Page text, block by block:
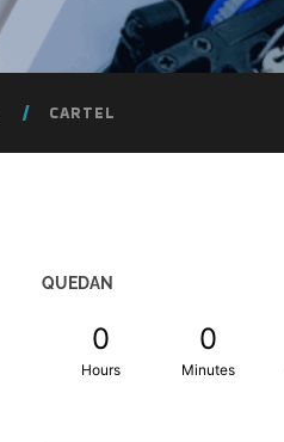
CARTEL
QUEDAN
0
Hours
0
Minutes